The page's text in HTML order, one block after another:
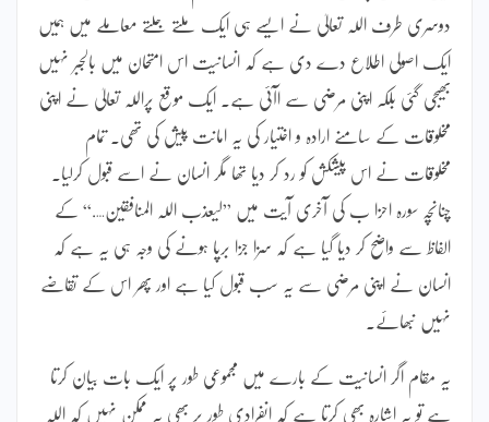
دوسری طرف اللہ تعالیٰ نے ایسے ہی ایک ملتے جلتے معاملے میں ہمیں
ایک اصولی اطلاع دے دی ہے کہ انسانیت اس امتحان میں بالجبر نہیں
بھیجی گئی بلکہ اپنی مرضی سے اآئی ہے۔ ایک موقع پراللہ تعالیٰ نے اپنی
مخلوقات کے سامنے ارادہ و اختیار کی یہ امانت پیش کی تھی۔ تمام
مخلوقات نے اس پیشکش کو رد کر دیا تھا مگر انسان نے اسے قبول کرلیا۔
چنانچہ سورہ احزا ب کی آخری آیت میں ”لیعذب اللہ المنافقین….“ کے
الفاظ سے واضح کر دیا گیا ہے کہ سزا جزا برپا ہونے کی وجہ ہی یہ ہے کہ
انسان نے اپنی مرضی سے یہ سب قبول کیا ہے اور پھر اس کے تقاضے
نہیں نبھائے۔
یہ مقام اگر انسانیت کے بارے میں مجموعی طور پر ایک بات بیان کرتا
ہے تو یہ اشارہ بھی کرتا ہے کہ انفرادی طور پر بھی یہ ممکن نہیں کہ اللہ